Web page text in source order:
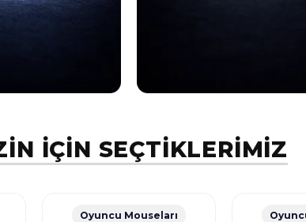
İÇİN SEÇTİKLERİMİZ
Oyuncu Mouseları